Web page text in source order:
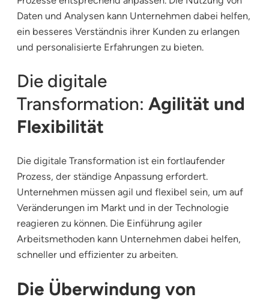
Daten und Analysen kann Unternehmen dabei helfen,
ein besseres Verständnis ihrer Kunden zu erlangen
und personalisierte Erfahrungen zu bieten.
Die digitale
Transformation: Agilität und
Flexibilität
Die digitale Transformation ist ein fortlaufender
Prozess, der ständige Anpassung erfordert.
Unternehmen müssen agil und flexibel sein, um auf
Veränderungen im Markt und in der Technologie
reagieren zu können. Die Einführung agiler
Arbeitsmethoden kann Unternehmen dabei helfen,
schneller und effizienter zu arbeiten.
Die Überwindung von